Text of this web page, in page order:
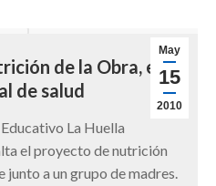
May
15
2010
de la Obra, en
de salud
La Huella
el proyecto de nutrición
junto a un grupo de madres.